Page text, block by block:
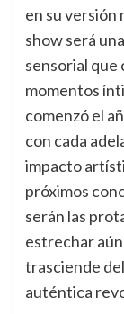
en su versión
show será
sensorial que
momentos
comenzó el
con cada
impacto
próximos
serán las
estrechar
trasciende
auténtica